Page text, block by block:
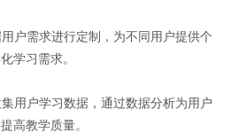
户需求进行定制，为不同用户提供个
学习需求。
用户学习数据，通过数据分析为用户
高教学质量。